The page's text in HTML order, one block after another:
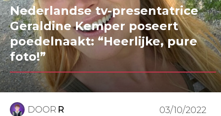
Nederlandse tv-presentatrice
Geraldine Kemper poseert
poedelnaakt: “Heerlijke, pure
foto!”
DOOR R 03/10/2022